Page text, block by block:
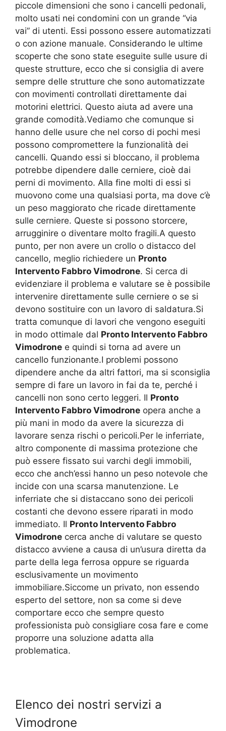
piccole dimensioni che sono i cancelli pedonali,
molto usati nei condomini con un grande “via
vai” di utenti. Essi possono essere automatizzati
o con azione manuale. Considerando le ultime
scoperte che sono state eseguite sulle usure di
queste strutture, ecco che si consiglia di avere
sempre delle strutture che sono automatizzate
con movimenti controllati direttamente dai
motorini elettrici. Questo aiuta ad avere una
grande comodità.Vediamo che comunque si
hanno delle usure che nel corso di pochi mesi
possono compromettere la funzionalità dei
cancelli. Quando essi si bloccano, il problema
potrebbe dipendere dalle cerniere, cioè dai
perni di movimento. Alla fine molti di essi si
muovono come una qualsiasi porta, ma dove c’è
un peso maggiorato che ricade direttamente
sulle cerniere. Queste si possono storcere,
arrugginire o diventare molto fragili.A questo
punto, per non avere un crollo o distacco del
cancello, meglio richiedere un Pronto
Intervento Fabbro Vimodrone. Si cerca di
evidenziare il problema e valutare se è possibile
intervenire direttamente sulle cerniere o se si
devono sostituire con un lavoro di saldatura.Si
tratta comunque di lavori che vengono eseguiti
in modo ottimale dal Pronto Intervento Fabbro
Vimodrone e quindi si torna ad avere un
cancello funzionante.I problemi possono
dipendere anche da altri fattori, ma si sconsiglia
sempre di fare un lavoro in fai da te, perché i
cancelli non sono certo leggeri. Il Pronto
Intervento Fabbro Vimodrone opera anche a
più mani in modo da avere la sicurezza di
lavorare senza rischi o pericoli.Per le inferriate,
altro componente di massima protezione che
può essere fissato sui varchi degli immobili,
ecco che anch’essi hanno un peso notevole che
incide con una scarsa manutenzione. Le
inferriate che si distaccano sono dei pericoli
costanti che devono essere riparati in modo
immediato. Il Pronto Intervento Fabbro
Vimodrone cerca anche di valutare se questo
distacco avviene a causa di un’usura diretta da
parte della lega ferrosa oppure se riguarda
esclusivamente un movimento
immobiliare.Siccome un privato, non essendo
esperto del settore, non sa come si deve
comportare ecco che sempre questo
professionista può consigliare cosa fare e come
proporre una soluzione adatta alla
problematica.
Elenco dei nostri servizi a
Vimodrone